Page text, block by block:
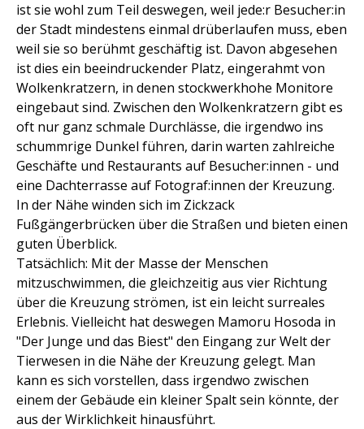
ist sie wohl zum Teil deswegen, weil jede:r Besucher:in
der Stadt mindestens einmal drüberlaufen muss, eben
weil sie so berühmt geschäftig ist. Davon abgesehen
ist dies ein beeindruckender Platz, eingerahmt von
Wolkenkratzern, in denen stockwerkhohe Monitore
eingebaut sind. Zwischen den Wolkenkratzern gibt es
oft nur ganz schmale Durchlässe, die irgendwo ins
schummrige Dunkel führen, darin warten zahlreiche
Geschäfte und Restaurants auf Besucher:innen - und
eine Dachterrasse auf Fotograf:innen der Kreuzung.
In der Nähe winden sich im Zickzack
Fußgängerbrücken über die Straßen und bieten einen
guten Überblick.
Tatsächlich: Mit der Masse der Menschen
mitzuschwimmen, die gleichzeitig aus vier Richtung
über die Kreuzung strömen, ist ein leicht surreales
Erlebnis. Vielleicht hat deswegen Mamoru Hosoda in
"Der Junge und das Biest" den Eingang zur Welt der
Tierwesen in die Nähe der Kreuzung gelegt. Man
kann es sich vorstellen, dass irgendwo zwischen
einem der Gebäude ein kleiner Spalt sein könnte, der
aus der Wirklichkeit hinausführt.